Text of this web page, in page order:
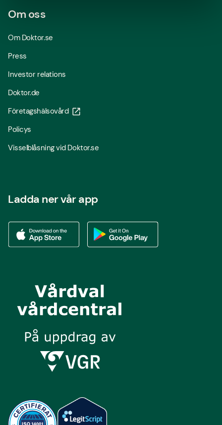
Om oss
Om Doktor.se
Press
Investor relations
Doktor.de
Företagshälsovård
Policys
Visselblåsning vid Doktor.se
Ladda ner vår app